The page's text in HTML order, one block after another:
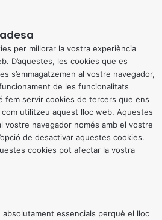
per millorar la vostra experiència
D’aquestes, les cookies que es
s’emmagatzemen al vostre navegador,
de les funcionalitats
fem servir cookies de tercers que ens
utilitzeu aquest lloc web. Aquestes
vostre navegador només amb el vostre
de desactivar aquestes cookies.
cookies pot afectar la vostra
essencials perquè el lloc